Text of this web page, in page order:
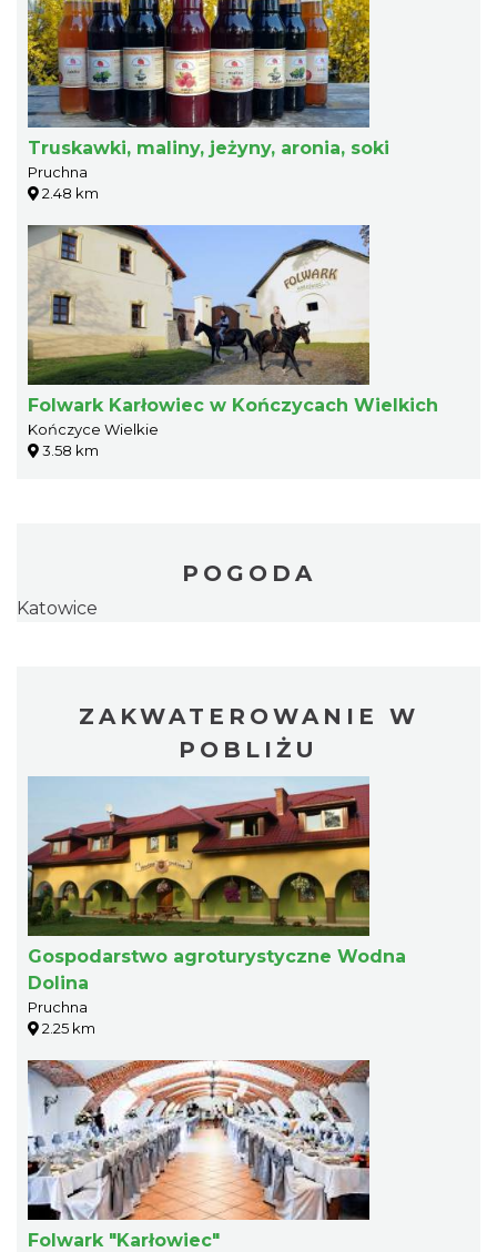
Truskawki, maliny, jeżyny, aronia, soki
Pruchna
2.48 km
Folwark Karłowiec w Kończycach Wielkich
Kończyce Wielkie
3.58 km
POGODA
Katowice
ZAKWATEROWANIE W
POBLIŻU
Gospodarstwo agroturystyczne Wodna
Dolina
Pruchna
2.25 km
Folwark "Karłowiec"